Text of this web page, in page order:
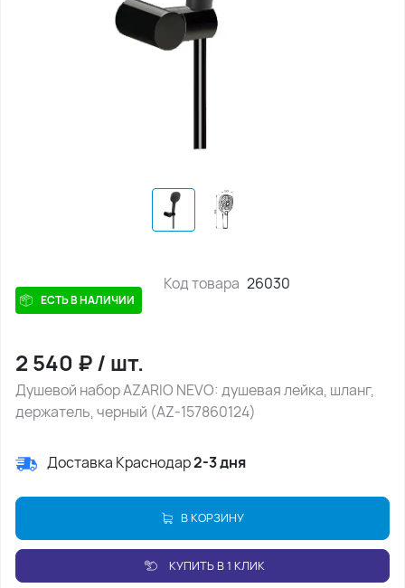
ЕСТЬ В НАЛИЧИИ
Код товара 26030
2 540 ₽/ шт.
Душевой набор AZARIO NEVO: душевая лейка, шланг,
держатель, черный (AZ-157860124)
Доставка Краснодар2-3 дня
В КОРЗИНУ
КУПИТЬ В 1 КЛИК